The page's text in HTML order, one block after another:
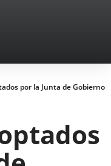
por la Junta de Gobierno